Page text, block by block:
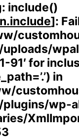
: include()
]:
91′ for
in
plugins/wp-